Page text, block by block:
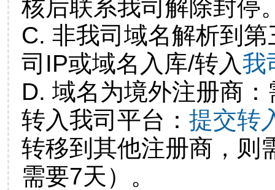
核后联系我司解除封停
C. 非我司域名解析到
司IP或域名入库/转入我
D. 域名为境外注册商
转入我司平台： 提交转
转移到其他注册商，则
需要7天）。